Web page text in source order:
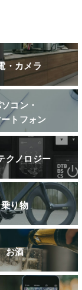
・カメラ
コン・
トフォン
クノロジー
乗り物
お酒